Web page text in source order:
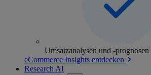
Umsatzanalysen und -prognosen
eCommerce Insights entdecken
Research AI